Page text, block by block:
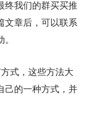
终我们的群买买推
文章后，可以联系
式，这些方法大
己的一种方式，并